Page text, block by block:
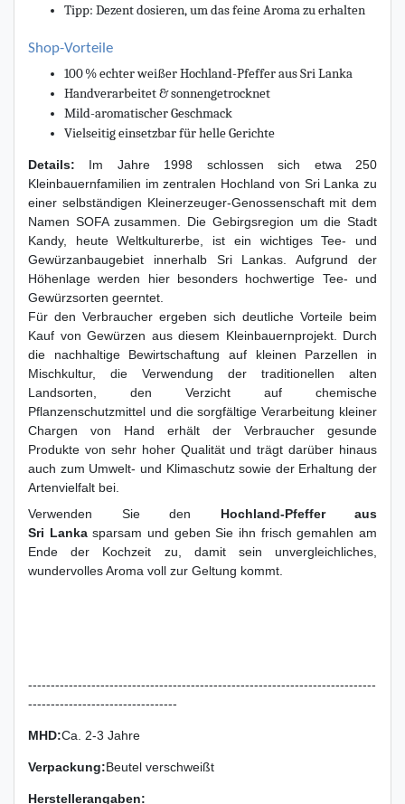
Tipp: Dezent dosieren, um das feine Aroma zu erhalten
Shop-Vorteile
100 % echter weißer Hochland-Pfeffer aus Sri Lanka
Handverarbeitet & sonnengetrocknet
Mild-aromatischer Geschmack
Vielseitig einsetzbar für helle Gerichte
Details: Im Jahre 1998 schlossen sich etwa 250
Kleinbauernfamilien im zentralen Hochland von Sri Lanka zu
einer selbständigen Kleinerzeuger-Genossenschaft mit dem
Namen SOFA zusammen. Die Gebirgsregion um die Stadt
Kandy, heute Weltkulturerbe, ist ein wichtiges Tee- und
Gewürzanbaugebiet innerhalb Sri Lankas. Aufgrund der
Höhenlage werden hier besonders hochwertige Tee- und
Gewürzsorten geerntet.
Für den Verbraucher ergeben sich deutliche Vorteile beim
Kauf von Gewürzen aus diesem Kleinbauernprojekt. Durch
die nachhaltige Bewirtschaftung auf kleinen Parzellen in
Mischkultur, die Verwendung der traditionellen alten
Landsorten, den Verzicht auf chemische
Pflanzenschutzmittel und die sorgfältige Verarbeitung kleiner
Chargen von Hand erhält der Verbraucher gesunde
Produkte von sehr hoher Qualität und trägt darüber hinaus
auch zum Umwelt- und Klimaschutz sowie der Erhaltung der
Artenvielfalt bei.
Verwenden Sie den Hochland-Pfeffer aus
Sri Lankasparsam und geben Sie ihn frisch gemahlen am
Ende der Kochzeit zu, damit sein unvergleichliches,
wundervolles Aroma voll zur Geltung kommt.
-----------------------------------------------------------------------------
---------------------------------
MHD:Ca. 2-3 Jahre
Verpackung:Beutel verschweißt
Herstellerangaben: